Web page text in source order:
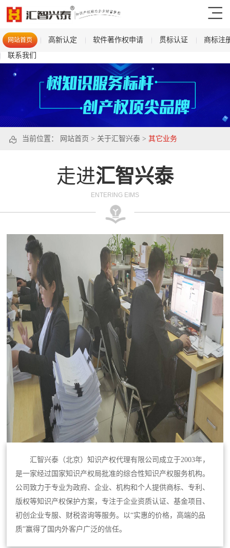
网站首页 高新认定 软件著作权申请 贯标认证
商标注
联系我们
当前位置： 网站首页 > 关于汇智兴泰 > 其它业务
走进汇智兴泰
ENTERING EIMS
汇智兴泰（北京）知识产权代理有限公司成立于2003年，
是一家经过国家知识产权局批准的综合性知识产权服务机构。
公司致力于专业为政府、企业、机构和个人提供商标、专利、
版权等知识产权保护方案，专注于企业资质认证、基金项目、
初创企业专服、财税咨询等服务。以“实惠的价格，高端的品
质”赢得了国内外客户广泛的信任。